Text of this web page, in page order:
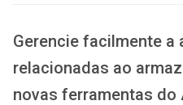
Gerencie facilmente
relacionadas ao
novas ferramentas do